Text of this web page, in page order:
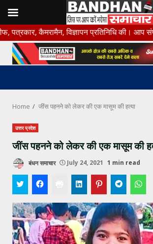
Skip
to
content
विज्ञापन प्रतिनिधि की। आप संपर्क करे मो०
Home जींस पहनने को लेकर की एक मासूम की हत्या
उत्तर प्रदेश
जींस पहनने को लेकर की एक मासूम की
बंधन समाचार July 24, 2021 1 min read